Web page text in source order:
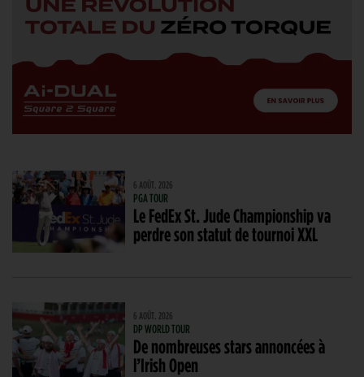
6 AOÛT. 2026
PGA TOUR
Le FedEx St. Jude Championship va
perdre son statut de tournoi XXL
6 AOÛT. 2026
DP WORLD TOUR
De nombreuses stars annoncées à
l’Irish Open